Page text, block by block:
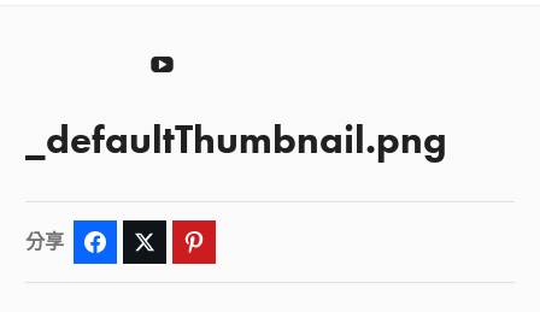
_defaultThumbnail.png
分享 Facebook Twitter